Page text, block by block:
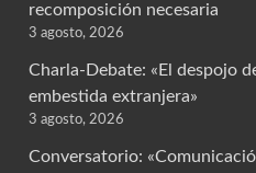
recomposición necesaria
3 agosto, 2026
Charla-Debate: «El despojo
embestida extranjera»
3 agosto, 2026
Conversatorio: